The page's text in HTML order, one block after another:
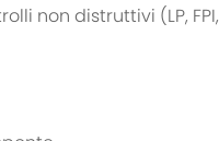
non distruttivi (LP, FPI,